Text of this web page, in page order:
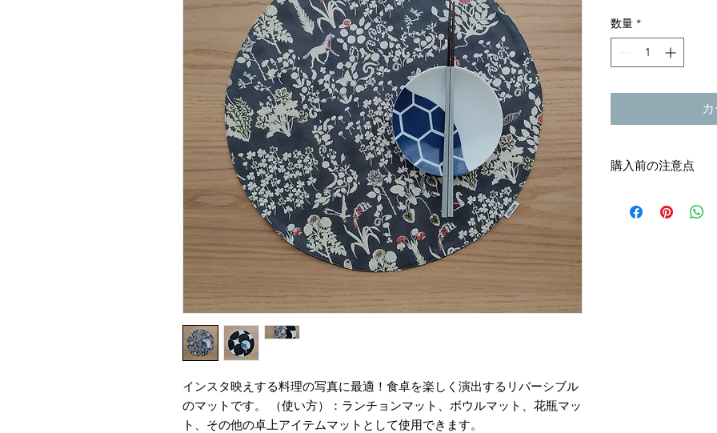
インスタ映えする料理の写真に最適！食卓を楽しく演出するリバーシブル
のマットです。 （使い方）：ランチョンマット、ボウルマット、花瓶マッ
ト、その他の卓上アイテムマットとして使用できます。
数量 *
購入前の注意点
があります。